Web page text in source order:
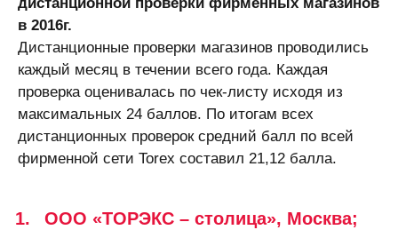
в 2016г.
Дистанционные проверки магазинов проводились
каждый месяц в течении всего года. Каждая
проверка оценивалась по чек-листу исходя из
максимальных 24 баллов. По итогам всех
дистанционных проверок средний балл по всей
фирменной сети Torex составил 21,12 балла.
ООО «ТОРЭКС – столица», Москва;